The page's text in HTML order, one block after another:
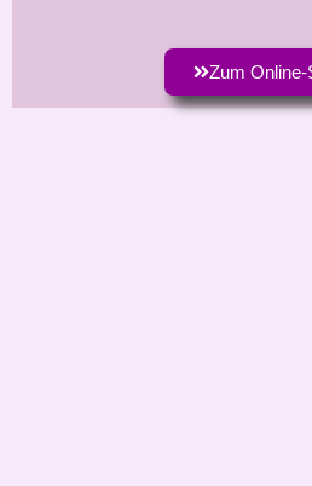
Zum Online-